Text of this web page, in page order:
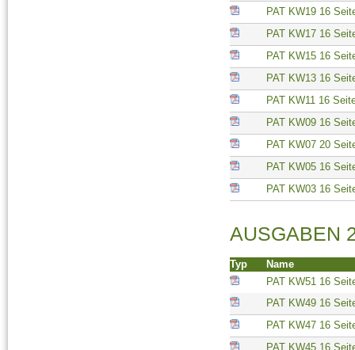
PAT KW19 16
PAT KW17 16
PAT KW15 16
PAT KW13 16
PAT KW11 16
PAT KW09 16
PAT KW07 20
PAT KW05 16
PAT KW03 16
AUSGABEN
Typ
Name
PAT KW51 16
PAT KW49 16
PAT KW47 16
PAT KW45 16